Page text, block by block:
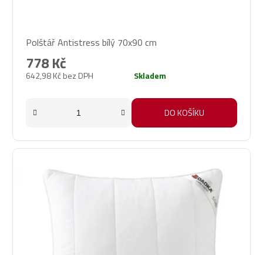
hodnocení
produktu
je
Polštář Antistress bílý 70x90 cm
642,98 Kč bez DPH
778 Kč
Skladem
DO KOŠÍKU